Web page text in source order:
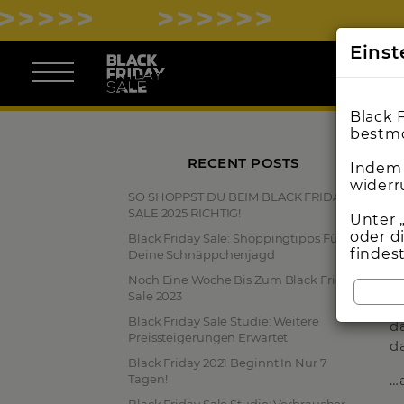
RECENT POSTS
SO SHOPPST DU BEIM BLACK FRIDAY
SALE 2025 RICHTIG!
Black Friday Sale: Shoppingtipps Für
Deine Schnäppchenjagd
Noch Eine Woche Bis Zum Black Friday
Sale 2023
Black Friday Sale Studie: Weitere
Preissteigerungen Erwartet
Black Friday 2021 Beginnt In Nur 7
Tagen!
Black
Unter
oder